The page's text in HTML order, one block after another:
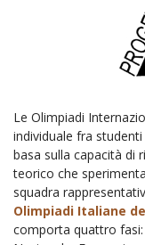
Le Olimpiadi
individuale fra
basa sulla capacità di
teorico che
squadra
Olimpiadi Italiane
comporta quattro